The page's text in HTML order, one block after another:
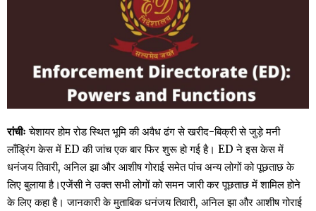
रांचीः चेशायर होम रोड स्थित भूमि की अवैध ढंग से खरीद-बिक्री से जुड़े मनी
लॉंड्रिंग केस में ED की जांच एक बार फिर शुरू हो गई है। ED ने इस केस में
धनंजय तिवारी, अनिल झा और आशीष गोराई समेत पांच अन्य लोगों को पूछताछ के
लिए बुलाया है।एजेंसी ने उक्त सभी लोगों को समन जारी कर पूछताछ में शामिल होने
के लिए कहा है। जानकारी के मुताबिक धनंजय तिवारी, अनिल झा और आशीष गोराई